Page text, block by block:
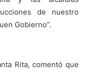
de nuestro
Gobierno”.
Rita, comentó que